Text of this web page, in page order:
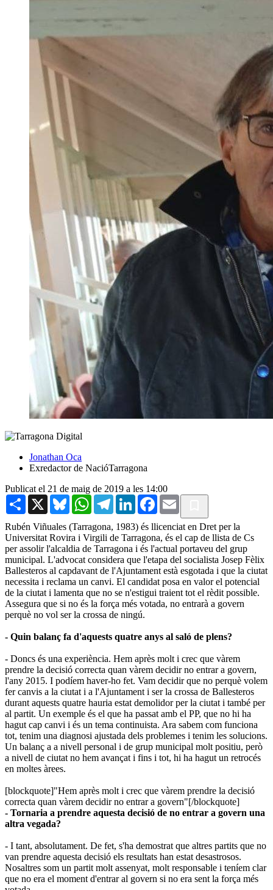
Jonathan Oca
Exredactor de NacióTarragona
Publicat el 21 de maig de 2019 a les 14:00
Share X BlueskyWhatsAppTelegramLinkedInFacebook
Email
Rubén Viñuales (Tarragona, 1983) és llicenciat en Dret per la
Universitat Rovira i Virgili de Tarragona, és el cap de llista de Cs
per assolir l'alcaldia de Tarragona i és l'actual portaveu del grup
municipal. L'advocat considera que l'etapa del socialista Josep Fèlix
Ballesteros al capdavant de l'Ajuntament està esgotada i que la ciutat
necessita i reclama un canvi. El candidat posa en valor el potencial
de la ciutat i lamenta que no se n'estigui traient tot el rèdit possible.
Assegura que si no és la força més votada, no entrarà a govern
perquè no vol ser la crossa de ningú.
- Quin balanç fa d'aquests quatre anys al saló de plens?
- Doncs és una experiència. Hem après molt i crec que vàrem
prendre la decisió correcta quan vàrem decidir no entrar a govern,
l'any 2015. I podíem haver-ho fet. Vam decidir que no perquè volem
fer canvis a la ciutat i a l'Ajuntament i ser la crossa de Ballesteros
durant aquests quatre hauria estat demolidor per la ciutat i també per
al partit. Un exemple és el que ha passat amb el PP, que no hi ha
hagut cap canvi i és un tema continuista. Ara sabem com funciona
tot, tenim una diagnosi ajustada dels problemes i tenim les solucions.
Un balanç a a nivell personal i de grup municipal molt positiu, però
a nivell de ciutat no hem avançat i fins i tot, hi ha hagut un retrocés
en moltes àrees.
[blockquote]"Hem après molt i crec que vàrem prendre la decisió
correcta quan vàrem decidir no entrar a govern"​[/blockquote]
- Tornaria a prendre aquesta decisió de no entrar a govern una
altra vegada?
- I tant, absolutament. De fet, s'ha demostrat que altres partits que no
van prendre aquesta decisió els resultats han estat desastrosos.
Nosaltres som un partit molt assenyat, molt responsable i teníem clar
que no era el moment d'entrar al govern si no era sent la força més